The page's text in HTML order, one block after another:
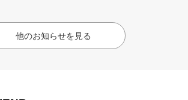
他のお知らせを見る